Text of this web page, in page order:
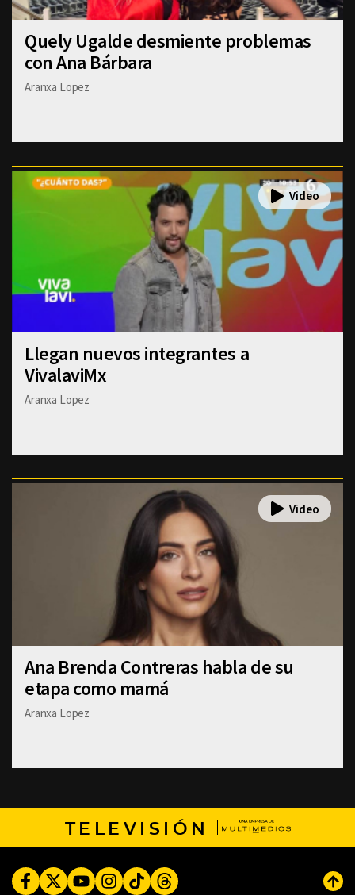
Quely Ugalde desmiente problemas
con Ana Bárbara
Aranxa Lopez
Llegan nuevos integrantes a
VivalaviMx
Aranxa Lopez
Ana Brenda Contreras habla de su
etapa como mamá
Aranxa Lopez
TELEVISIÓN
FacebookTwitterYoutubeInstagram
TikTokThreads